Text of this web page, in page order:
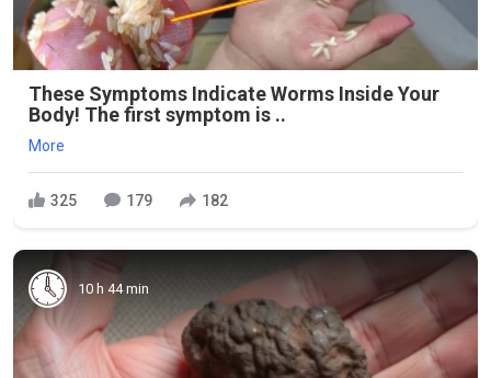
These Symptoms Indicate Worms Inside Your
Body! The first symptom is ..
More
325 179 182
10 h 44 min